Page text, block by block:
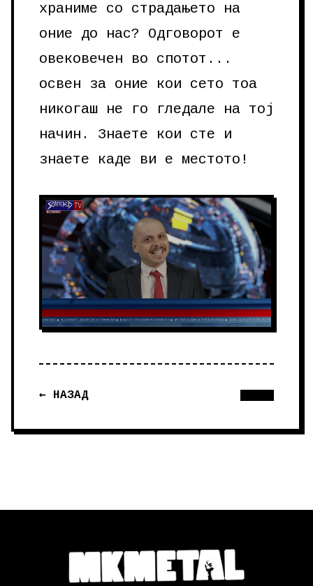
храниме со страдањето на
оние до нас? Одговорот е
овековечен во спотот...
освен за оние кои сето тоа
никогаш не го гледале на тој
начин. Знаете кои сте и
знаете каде ви е местото!
← НАЗАД